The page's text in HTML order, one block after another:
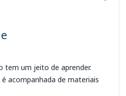
tem um jeito de aprender.
acompanhada de materiais